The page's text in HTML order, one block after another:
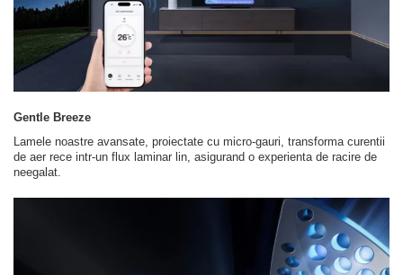
Gentle Breeze
Lamele noastre avansate, proiectate cu micro-gauri, transforma curentii
de aer rece intr-un flux laminar lin, asigurand o experienta de racire de
neegalat.